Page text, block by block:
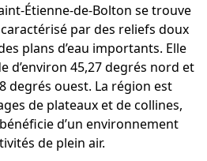
Étienne-de-Bolton se trouve
par des reliefs doux
plans d’eau importants. Elle
d’environ 45,27 degrés nord et
degrés ouest. La région est
de plateaux et de collines,
d’un environnement
de plein air.